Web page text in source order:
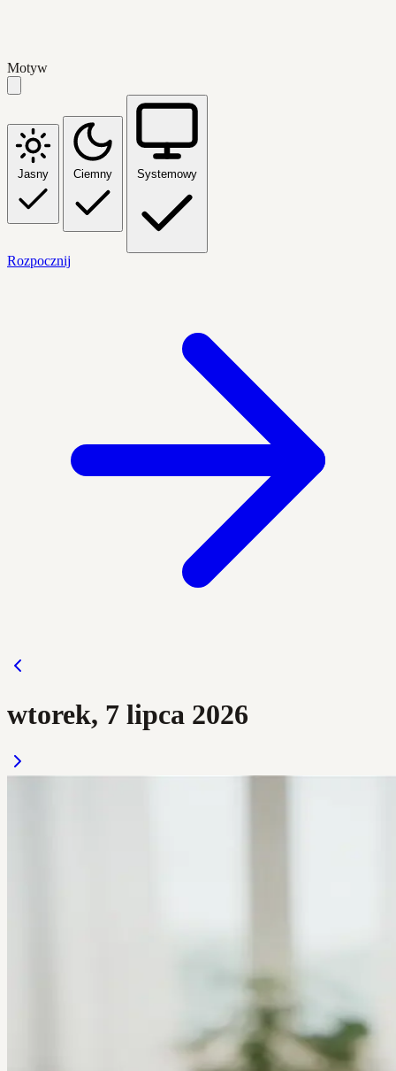
Motyw
Jasny Ciemny Systemowy
Rozpocznij
wtorek, 7 lipca 2026